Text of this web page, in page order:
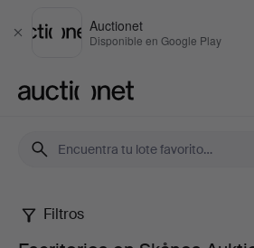
Cerrar
Auctionet
Disponible en Google Play
Escritorios
Filtros